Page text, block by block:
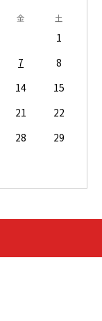
金 土
1
7
8
14
15
21
22
28
29